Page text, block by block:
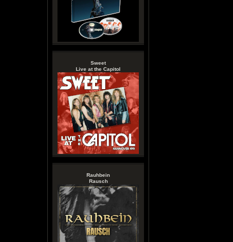
Sweet
Live at the Capitol
Rauhbein
Rausch